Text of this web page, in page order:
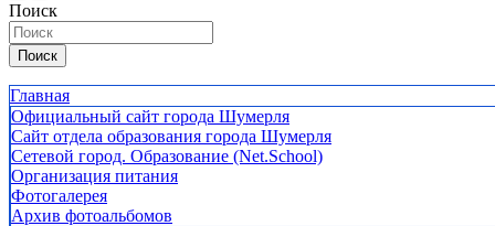
Поиск
Поиск
Главная
Официальный сайт города Шумерля
Сайт отдела образования города Шумерля
Сетевой город. Образование (Net.School)
Организация питания
Фотогалерея
Архив фотоальбомов